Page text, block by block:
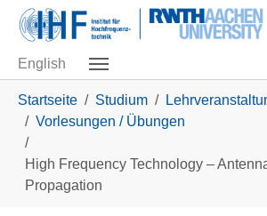
Skip to main navigation
Zum Hauptinhalt springen
Skip to page footer
English
Startseite Studium
Vorlesungen / Übungen
High Frequency Technology –
Propagation